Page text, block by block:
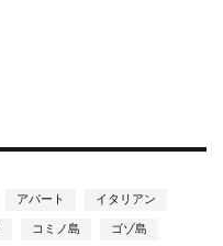
アパート イタリアン
コミノ島 ゴゾ島